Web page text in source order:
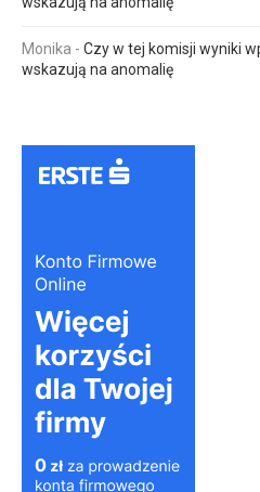
Monika - Czy w tej komisji wyniki
wskazują na anomalię